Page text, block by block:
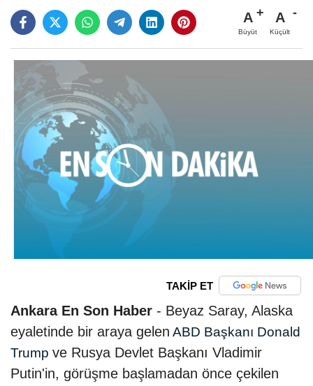
A
Büyüt
A
Küçült
TAKİP ET
Ankara En Son Haber - Beyaz Saray, Alaska
eyaletinde bir araya gelen ABD Başkanı Donald
Trump ve Rusya Devlet Başkanı Vladimir
Putin'in, görüşme başlamadan önce çekilen